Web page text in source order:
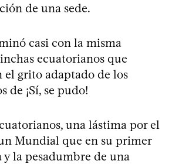
de una sede.
casi con la misma
ecuatorianos que
el grito adaptado de los
de ¡Sí, se pudo!
una lástima por el
Mundial que en su primer
la pesadumbre de una